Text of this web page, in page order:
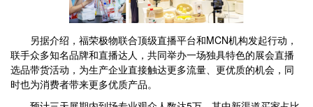
另据介绍，福荣极物联合顶级直播平台和MCN机构发起行动，
联手众多知名品牌和直播达人，共同举办一场独具特色的展会直播
选品带货活动，为生产企业直接触达更多流量、更优质的机会，同
时也为消费者带来更多优质产品。